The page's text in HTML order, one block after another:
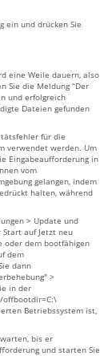
ein und drücken Sie
eine Weile dauern, also
Sie die Meldung “Der
und erfolgreich
Dateien gefunden
für die
verwendet werden. Um
Eingabeaufforderung in
vom
gelangen, indem
halten, während
> Update und
auf Jetzt neu
oder dem bootfähigen
dem
dann
>
in der
offbootdir=C:\
Betriebssystem ist,
bis er
und starten Sie